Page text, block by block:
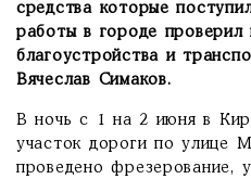
средства которые
работы в городе проверил
благоустройства и
Вячеслав Симаков.
В ночь с 1 на 2 июня в
участок дороги по улице
проведено фрезерование,